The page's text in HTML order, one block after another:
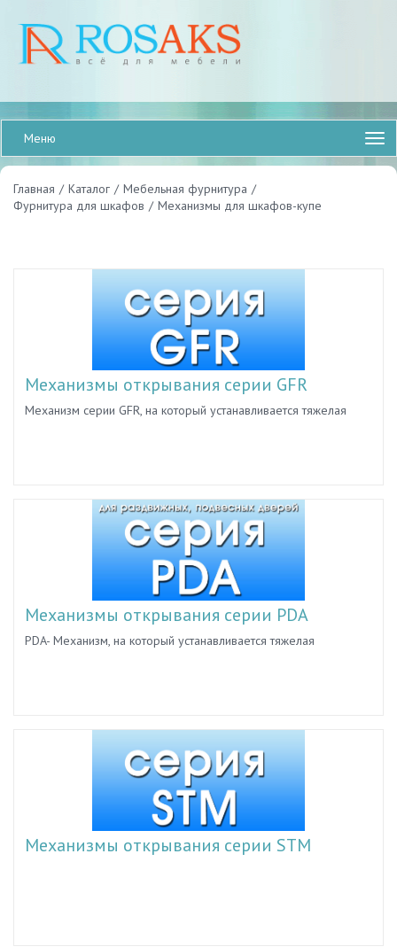
Меню
Главная / Каталог / Мебельная фурнитура /
Фурнитура для шкафов / Механизмы для шкафов-купе
Механизмы открывания серии GFR
Механизм серии GFR, на который устанавливается тяжелая
Механизмы открывания серии PDA
PDA- Механизм, на который устанавливается тяжелая
Механизмы открывания серии STM